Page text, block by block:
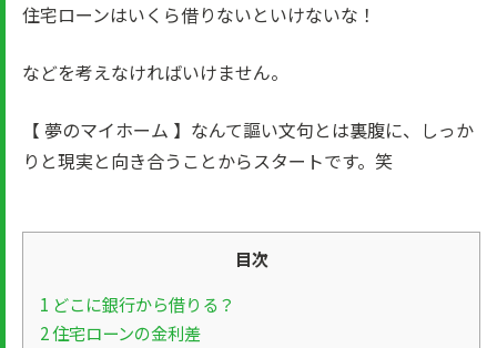
住宅ローンはいくら借りないといけないな！
などを考えなければいけません。
【 夢のマイホーム 】なんて謳い文句とは裏腹に、しっか
りと現実と向き合うことからスタートです。笑
目次
1 どこに銀行から借りる？
2住宅ローンの金利差